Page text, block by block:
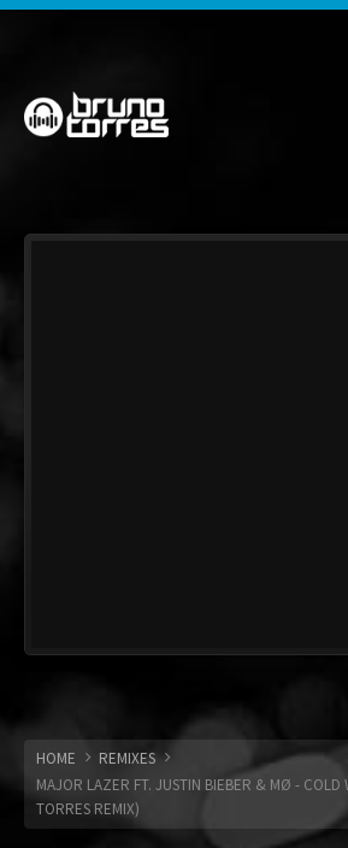
HOME
REMIXES
MAJOR LAZER FT. JUSTIN BIEBER & MØ - COLD
TORRES REMIX)